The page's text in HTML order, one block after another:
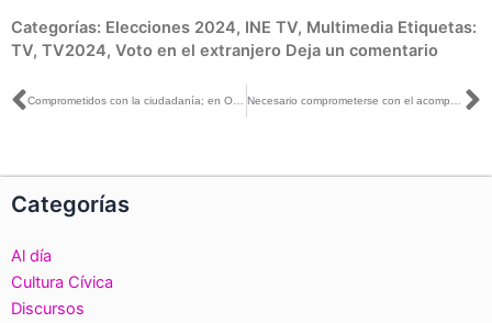
Categorías: Elecciones 2024, INE TV, Multimedia Etiquetas:
TV, TV2024, Voto en el extranjero Deja un comentario
Ant
Categorías
Al día
Cultura Cívica
Discursos